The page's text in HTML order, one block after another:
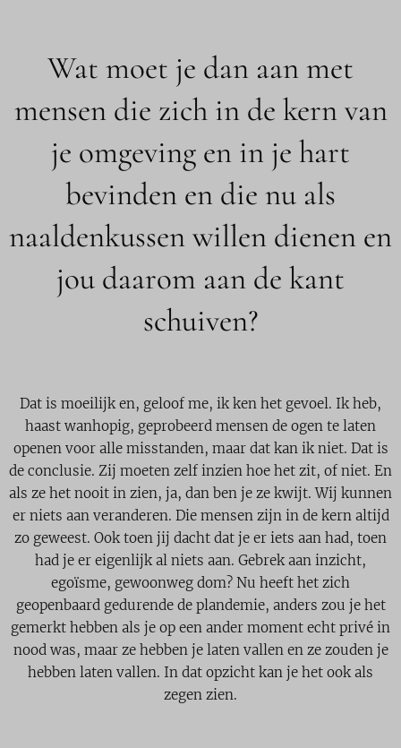
Wat moet je dan aan met
mensen die zich in de kern van
je omgeving en in je hart
bevinden en die nu als
naaldenkussen willen dienen en
jou daarom aan de kant
schuiven?
Dat is moeilijk en, geloof me, ik ken het gevoel. Ik heb,
haast wanhopig, geprobeerd mensen de ogen te laten
openen voor alle misstanden, maar dat kan ik niet. Dat is
de conclusie. Zij moeten zelf inzien hoe het zit, of niet. En
als ze het nooit in zien, ja, dan ben je ze kwijt. Wij kunnen
er niets aan veranderen. Die mensen zijn in de kern altijd
zo geweest. Ook toen jij dacht dat je er iets aan had, toen
had je er eigenlijk al niets aan. Gebrek aan inzicht,
egoïsme, gewoonweg dom? Nu heeft het zich
geopenbaard gedurende de plandemie, anders zou je het
gemerkt hebben als je op een ander moment echt privé in
nood was, maar ze hebben je laten vallen en ze zouden je
hebben laten vallen. In dat opzicht kan je het ook als
zegen zien.